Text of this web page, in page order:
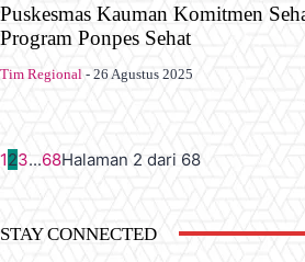
Puskesmas Kauman Komitmen
Program Ponpes Sehat
Tim Regional - 26 Agustus 2025
123...68Halaman 2 dari 68
STAY CONNECTED